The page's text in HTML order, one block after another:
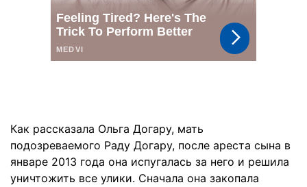
Как рассказала Ольга Догару, мать
подозреваемого Раду Догару, после ареста сына в
январе 2013 года она испугалась за него и решила
уничтожить все улики. Сначала она закопала